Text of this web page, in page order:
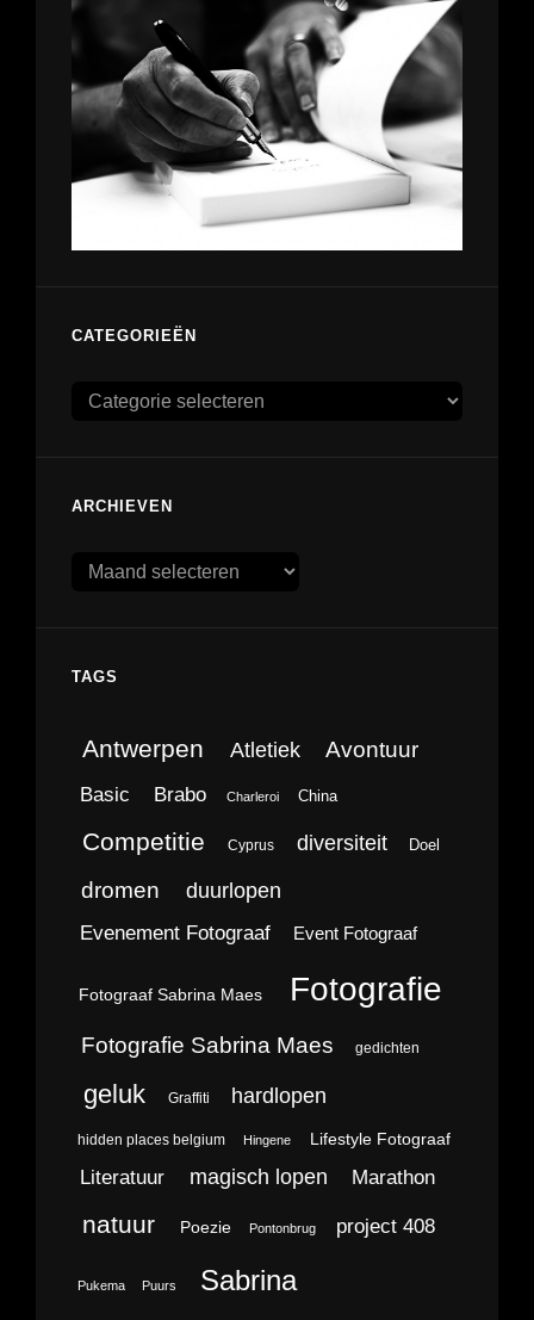
CATEGORIEËN
Categorieën
ARCHIEVEN
Archieven
TAGS
Antwerpen Atletiek Avontuur
Basic Brabo Charleroi China
Competitie Cyprus diversiteit Doel
dromen duurlopen
Evenement Fotograaf Event Fotograaf
Fotograaf Sabrina Maes Fotografie
Fotografie Sabrina Maes gedichten
geluk Graffiti hardlopen
hidden places belgium Hingene Lifestyle Fotograaf
Literatuur magisch lopen Marathon
natuur Poezie Pontonbrug project 408
Pukema Puurs Sabrina